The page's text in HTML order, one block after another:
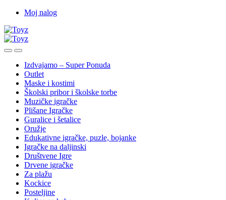
Skip
navigation
Skip
content
Moj nalog
Izdvajamo – Super Ponuda
Outlet
Maske i kostimi
Školski pribor i školske torbe
Muzičke igračke
Plišane Igračke
Guralice i šetalice
Oružje
Edukativne igračke, puzle, bojanke
Igračke na daljinski
Društvene Igre
Drvene igračke
Za plažu
Kockice
Posteljine